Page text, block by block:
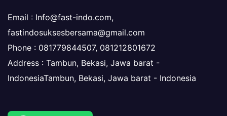
Email : Info@fast-indo.com,
fastindosuksesbersama@gmail.com
Phone : 081779844507, 081212801672
Address : Tambun, Bekasi, Jawa barat -
IndonesiaTambun, Bekasi, Jawa barat - Indonesia